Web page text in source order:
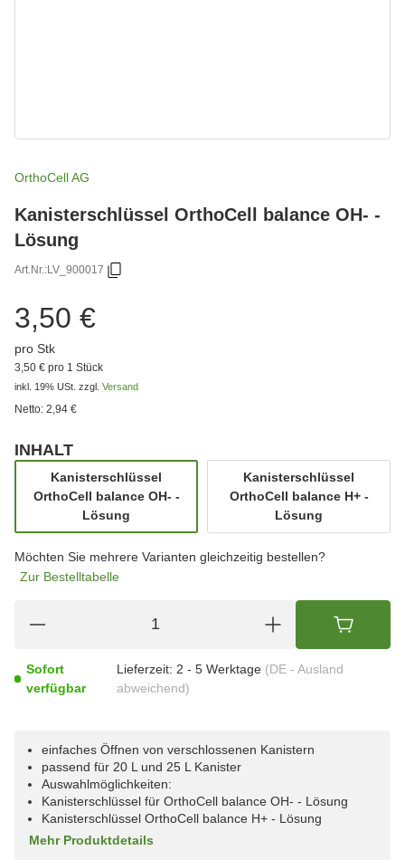
OrthoCell AG
Kanisterschlüssel OrthoCell balance OH- -
Lösung
Art.Nr.:LV_900017
3,50 €
pro Stk
3,50 € pro 1 Stück
inkl. 19% USt. zzgl. Versand
Netto: 2,94 €
INHALT
Kanisterschlüssel
OrthoCell balance OH- -
Lösung
Kanisterschlüssel OrthoCell balance OH- - Lösung
Kanisterschlüssel
OrthoCell balance H+ -
Lösung
Kanisterschlüssel
Möchten Sie mehrere Varianten gleichzeitig bestellen?
Zur Bestelltabelle
Sofort
verfügbar
Lieferzeit: 2 - 5 Werktage (DE - Ausland
abweichend)
einfaches Öffnen von verschlossenen Kanistern
passend für 20 L und 25 L Kanister
Auswahlmöglichkeiten:
Kanisterschlüssel für OrthoCell balance OH- - Lösung
Kanisterschlüssel OrthoCell balance H+ - Lösung
Mehr Produktdetails